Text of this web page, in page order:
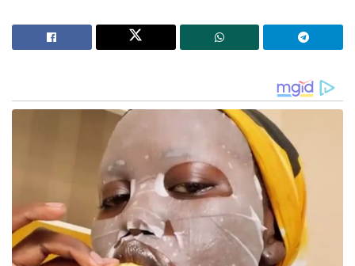
കൈമാറിയത്. അധികം വൈകാതെ മദ്രസ
അധികൃതർ അടച്ച്പൂട്ടും. ഇതിന് മുന്നോടിയായിട്ടാണ്
നോട്ടീസ് നൽകിയത്. അടുത്ത ദിവസം തന്നെ മദ്രസ
സീൽ ചെയ്യും. പോലീസും അധികൃതരും എത്തിയാകും
ബാക്കിയുള്ള നടപടിക്രമങ്ങൾ പൂർത്തിയാക്കുക.
ഇതോടെ പ്രദേശത്ത് അടച്ച് പൂട്ടുന്ന മദ്രസകളുടെ
എണ്ണം അഞ്ചാകും. മതിയായ രേഖകൾ
സമർപ്പിക്കാത്തതിനെ തുടർന്നാണ് മറ്റ് നാല്